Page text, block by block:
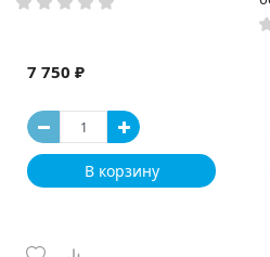
7 750 ₽
В корзину